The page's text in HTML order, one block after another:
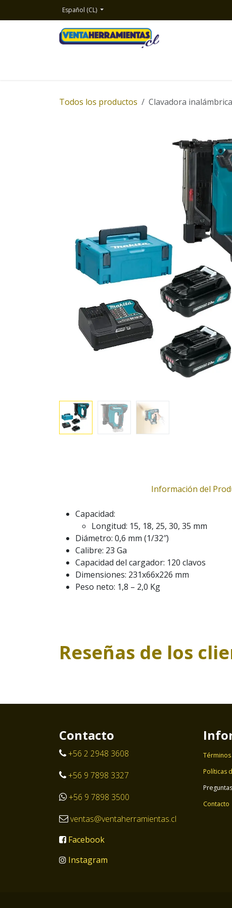
Español (CL)
Todos los productos Clavadora
Información del
Capacidad:
Longitud: 15, 18, 25, 30, 35 mm
Diámetro: 0,6 mm (1/32″)
Calibre: 23 Ga
Capacidad del cargador: 120 clavos
Dimensiones: 231x66x226 mm
Peso neto: 1,8 – 2,0 Kg
Reseñas de los
Contacto
+56 2 2948 3608
+56 9 7898 3327
+56 9 7898 3500
ventas@ventaherramientas.cl
Facebook
Instagram
Políticas
Contacto